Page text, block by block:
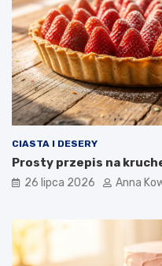
CIASTA I DESERY
Prosty przepis na
26 lipca 2026 Anna